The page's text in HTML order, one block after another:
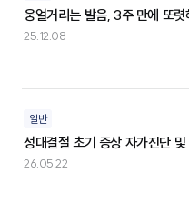
웅얼거리는 발음, 3주 만에 또렷
25.12.08
일반
성대결절 초기 증상 자가진단
26.05.22